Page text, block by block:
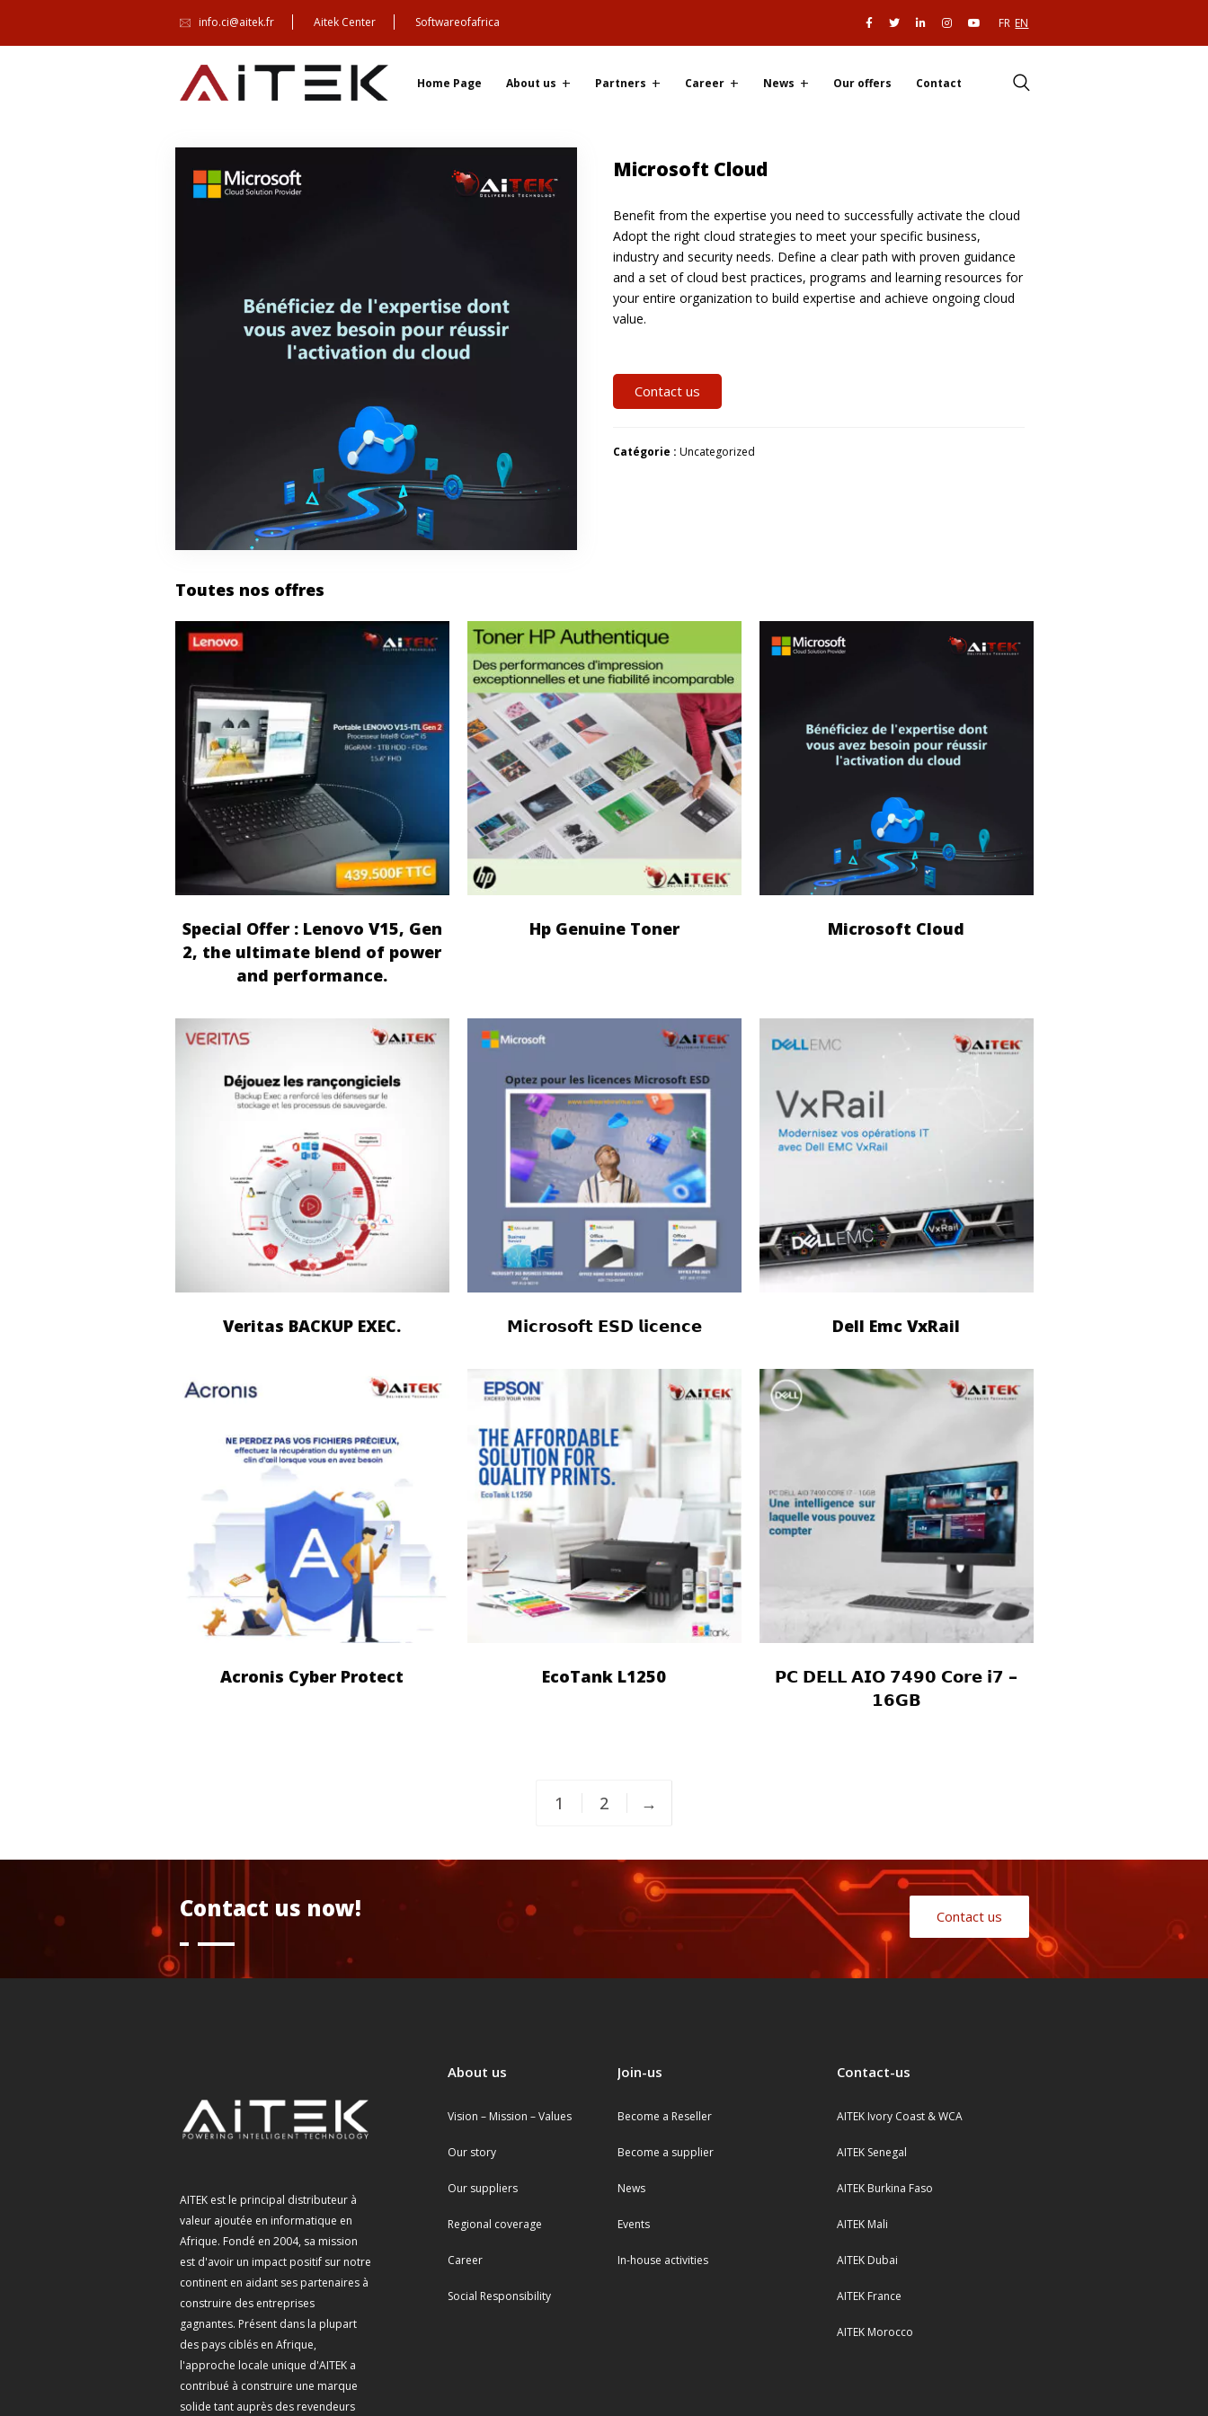
info.ci@aitek.fr Aitek Center Softwareofafrica FR EN
Home Page About us Partners Career News Our offers Contact
Microsoft Cloud
Benefit from the expertise you need to successfully activate the cloud
Adopt the right cloud strategies to meet your specific business,
industry and security needs. Define a clear path with proven guidance
and a set of cloud best practices, programs and learning resources for
your entire organization to build expertise and achieve ongoing cloud
value.
Contact us
Catégorie : Uncategorized
Toutes nos offres
Special Offer : Lenovo V15, Gen
2, the ultimate blend of power
and performance.
Hp Genuine Toner Microsoft Cloud
Veritas BACKUP EXEC. 𝗠𝗶𝗰𝗿𝗼𝘀𝗼𝗳𝘁 𝗘𝗦𝗗 𝗹𝗶𝗰𝗲𝗻𝗰𝗲 Dell Emc VxRail
Acronis Cyber Protect EcoTank L1250
𝗣𝗖 𝗗𝗘𝗟𝗟 𝗔𝗜𝗢 𝟳𝟰𝟵𝟬 𝗖𝗼𝗿𝗲 𝗶𝟳 –
𝟭𝟲𝗚𝗕
1 2 →
Contact us now! Contact us
AITEK est le principal distributeur à
valeur ajoutée en informatique en
Afrique. Fondé en 2004, sa mission
est d'avoir un impact positif sur notre
continent en aidant ses partenaires à
construire des entreprises
gagnantes. Présent dans la plupart
des pays ciblés en Afrique,
l'approche locale unique d'AITEK a
contribué à construire une marque
solide tant auprès des revendeurs
About us
Vision – Mission – Values
Our story
Our suppliers
Regional coverage
Career
Social Responsibility
Join-us
Become a Reseller
Become a supplier
News
Events
In-house activities
Contact-us
AITEK Ivory Coast & WCA
AITEK Senegal
AITEK Burkina Faso
AITEK Mali
AITEK Dubai
AITEK France
AITEK Morocco